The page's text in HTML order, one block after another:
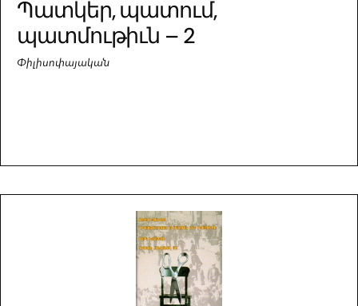
Պատկեր, պատում,
պատմութիւն – 2
Փիլիսոփայական